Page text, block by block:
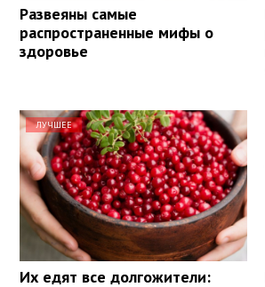
Развеяны самые
распространенные мифы о
здоровье
ЛУЧШЕЕ
Их едят все долгожители: